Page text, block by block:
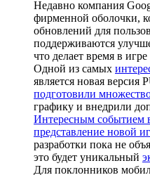
Недавно компания
фирменной оболочки,
обновлений для
поддерживаются
что делает время в
Одной из самых
является новая версия
подготовили
графику и внедрили
Интересным событием
представление новой
разработки пока не
это будет уникальный
Для поклонников